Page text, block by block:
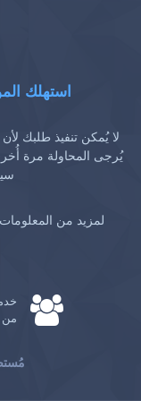
استهلك
لا يُمكن تنفيذ طلبك
يُرجى المحاولة مرة
لمزيد من
من
: